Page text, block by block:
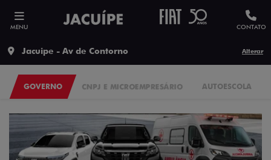
MENU CONTATO
Jacuipe - Av de Contorno Alterar
CNPJ E MICROEMPRESÁRIO AUTOESCOLA
GOVERNO